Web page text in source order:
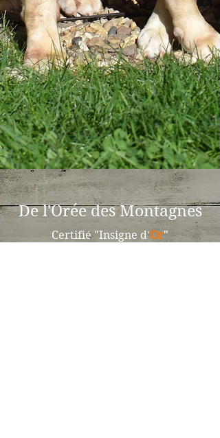
De l'Orée des Montagnes
Certifié "Insigne d'Or"